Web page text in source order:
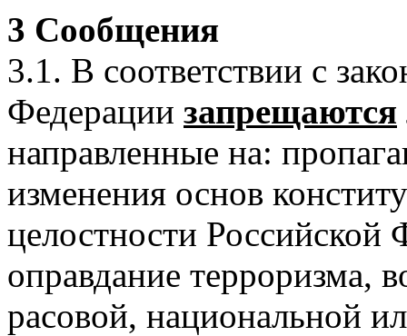
3 Сообщения
3.1. В соответствии с
Федерации запрещаются
направленные на:
изменения основ
целостности Российской
оправдание терроризма,
расовой, национальной